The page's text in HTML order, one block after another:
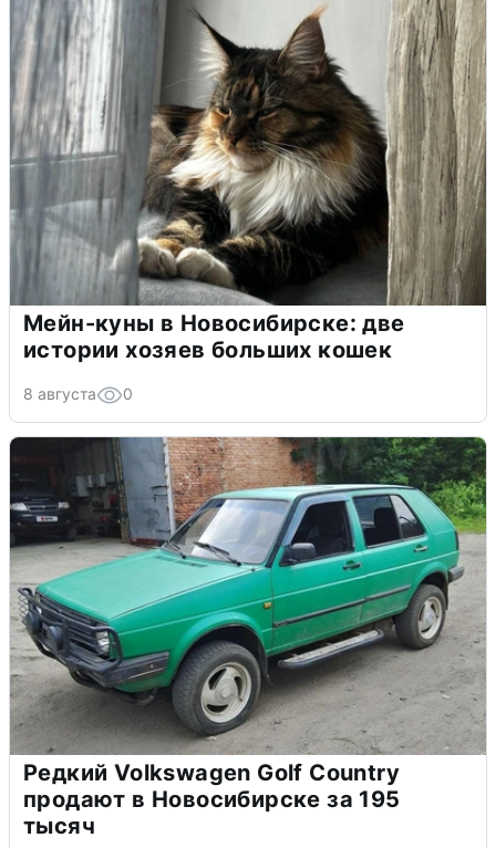
Мейн-куны в Новосибирске: две
истории хозяев больших кошек
8 августа 0
Редкий Volkswagen Golf Country
продают в Новосибирске за 195
тысяч